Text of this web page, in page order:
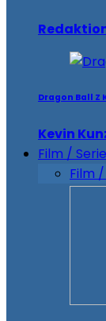
Dragon Ball Z
Kevin
Film /
Film